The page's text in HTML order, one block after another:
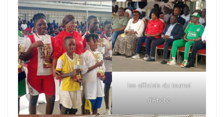
les officiels du tournoi
d'Abobo